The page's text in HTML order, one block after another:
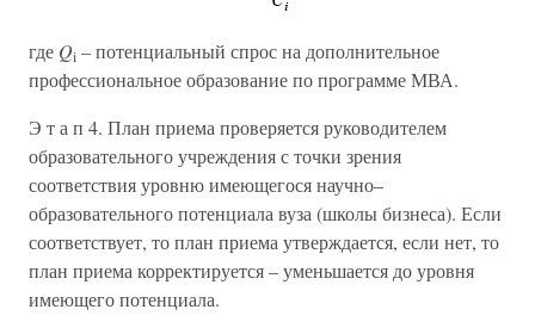
где Qi –потенциальный спрос на дополнительное
профессиональное образование по программе МВА.
Э т а п 4. План приема проверяется руководителем
образовательного учреждения с точки зрения
соответствия уровню имеющегося научно–
образовательного потенциала вуза (школы бизнеса). Если
соответствует, то план приема утверждается, если нет, то
план приема корректируется – уменьшается до уровня
имеющего потенциала.